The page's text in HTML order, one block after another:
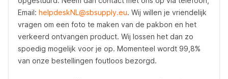
Email: helpdeskNL@sbsupply.eu. Wij willen je vriendelijk
vragen om een foto te maken van de pakbon en het
verkeerd ontvangen product. Wij lossen het dan zo
spoedig mogelijk voor je op. Momenteel wordt 99,8%
van onze bestellingen foutloos bezorgd.